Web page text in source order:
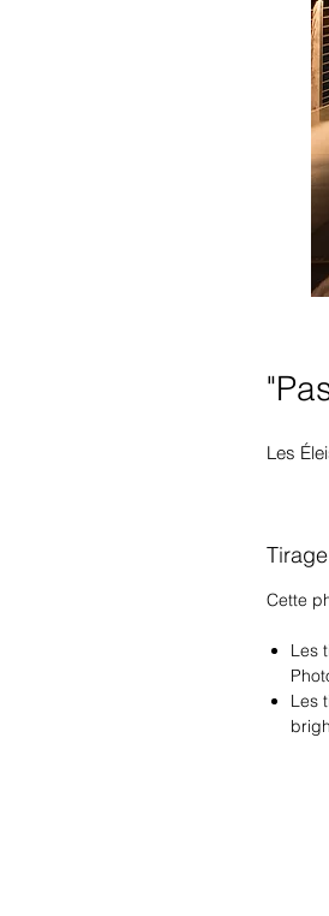
Les
Cette
Les
Les